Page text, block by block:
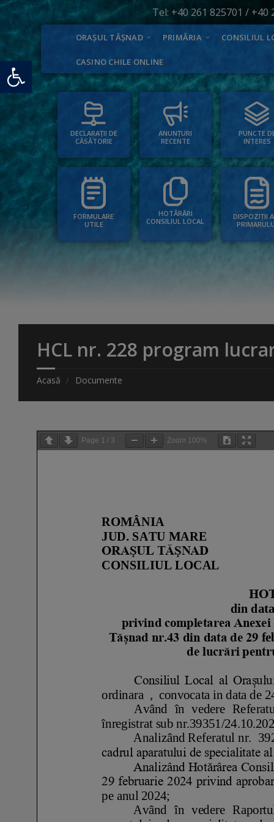
Deschide bara de unelte
Tel: +40 261 825701 / +40
ORAȘUL TĂȘNAD PRIMĂRIA CONSILIUL
CASINO CHILE ONLINE
DECLARAȚII DE
CĂSĂTORIE
ANUNȚURI
RECENTE
PUNCTE
INTERES
FORMULARE
UTILE
HOTĂRÂRI
CONSILIUL LOCAL
DISPOZIȚII
HCL nr. 228 program
Acasă Documente
Page 1 / 3 Zoom 100%